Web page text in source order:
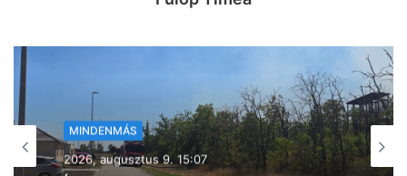
MINDENMÁS
MINDENMÁS